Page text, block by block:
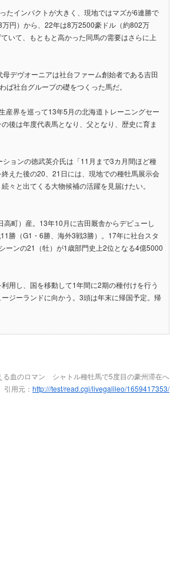
たインパクトが大きく、現地ではマズが6連勝で
円）から、22年は8万2500豪ドル（約802万
いて、もともと高かった同馬の需要はさらに上
デヴオーニアは社台ファーム創始者である吉田
社台グループの礎をつくった馬だ。
産界を巡って13年5月の北海道トレーニングセー
後は年度代表馬となり、父となり、歴史に育ま
ョンの徳武英介氏は「11月まで3カ月間ほど種
えた後の20、21日には、現地での種牡馬展示会
々と出てくる大物候補の活躍を見届けたい。
町）産。13年10月に吉田厩舎からデビューし
勝（G1・6勝、海外3戦3勝）。17年に社台スタ
ーンの21（牡）が1歳部門史上2位となる4億5000
し、国を移動して1年間に2期の種付けを行う
ジーランドに向かう。3頭は年末に帰国予定。帰
る血のロマン シャトル種牡馬で5度目の豪州滞在へ
引用元： http:///test/read.cgi/livegalileo/1659417353/